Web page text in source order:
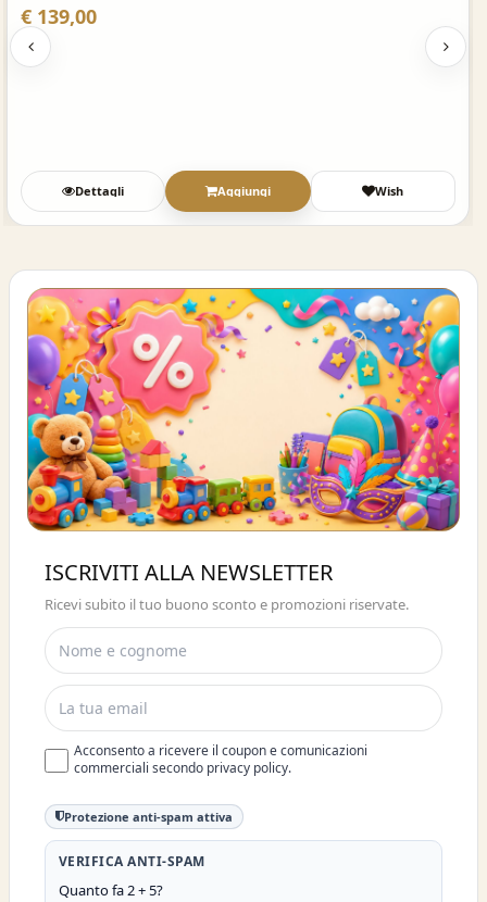
€ 139,00
Dettagli Aggiungi Wish
Buono sconto 10%
ISCRIVITI E OTTIENI SUBITO UNO
SCONTO DEL 10%
ISCRIVITI ALLA NEWSLETTER
Ricevi subito il tuo buono sconto e promozioni riservate.
Acconsento a ricevere il coupon e comunicazioni
commerciali secondo privacy policy.
Protezione anti-spam attiva
VERIFICA ANTI-SPAM
Quanto fa 2 + 5?